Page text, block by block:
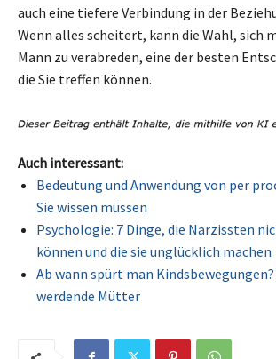
auch eine tiefere Verbindung in der
Wenn alles scheitert, kann die Wahl, sich
Mann zu verabreden, eine der besten
die Sie treffen können.
Auch interessant:
Bedeutung und Anwendung von per
Sie wissen müssen
Psychologie: 7 Dinge, die Narzissten
können und die sie unglücklich machen
Ab wann spürt man
werdende Mütter